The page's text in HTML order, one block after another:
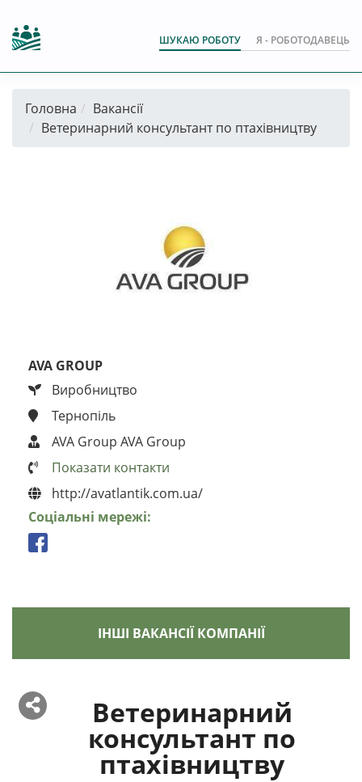
ШУКАЮ РОБОТУ Я - РОБОТОДАВЕЦЬ
Головна
Вакансії
Ветеринарний консультант по птахівництву
AVA GROUP
Виробництво
Тернопіль
AVA Group AVA Group
Показати контакти
http://avatlantik.com.ua/
Соціальні мережі:
ІНШІ ВАКАНСІЇ КОМПАНІЇ
Ветеринарний
консультант по
птахівництву